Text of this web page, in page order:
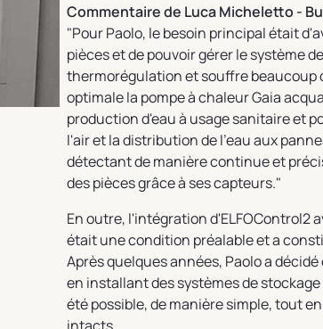
Commentaire de Luca Micheletto -
"Pour Paolo, le besoin principal était
pièces et de pouvoir gérer le système
thermorégulation et souffre beaucoup
optimale la pompe à chaleur Gaia
production d'eau à usage sanitaire et
l'air et la distribution de l'eau aux
détectant de manière continue et
des pièces grâce à ses capteurs."
En outre, l'intégration d'ELFOControl2
était une condition préalable et a
Après quelques années, Paolo a
en installant des systèmes de
été possible, de manière simple, tout